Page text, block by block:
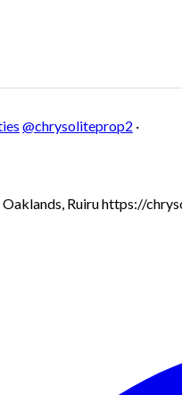
@chrysoliteprop2 ·
Oaklands, Ruiru https://